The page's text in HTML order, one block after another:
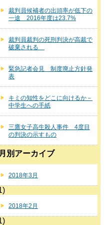
裁判員候補者の出頭率が低下の
一途 2016年度は23.7%
裁判員裁判の死刑判決が高裁で
破棄される
緊急記者会見 制度廃止方針発
表
キミの知性をどこに向けるか－
中学生への手紙
三鷹女子高生殺人事件 4度目
の判決の示すもの
別アーカイブ
2018年3月
2018年2月